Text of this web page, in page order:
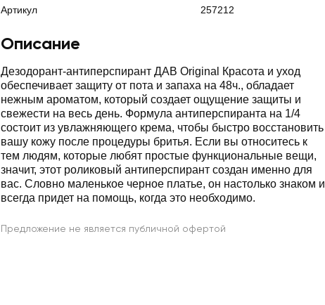
Артикул 257212
Описание
Дезодорант-антиперспирант ДАВ Original Красота и уход
обеспечивает защиту от пота и запаха на 48ч., обладает
нежным ароматом, который создает ощущение защиты и
свежести на весь день. Формула антиперспиранта на 1/4
состоит из увлажняющего крема, чтобы быстро восстановить
вашу кожу после процедуры бритья. Если вы относитесь к
тем людям, которые любят простые функциональные вещи,
значит, этот роликовый антиперспирант создан именно для
вас. Словно маленькое черное платье, он настолько знаком и
всегда придет на помощь, когда это необходимо.
Предложение не является публичной офертой